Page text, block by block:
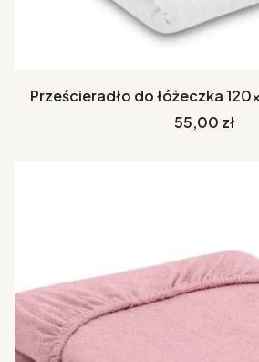
Prześcieradło do łóżeczka
Cena
55,00 zł